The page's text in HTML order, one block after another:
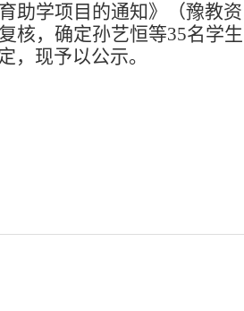
助学项目的通知》（豫教资
核，确定孙艺恒等35名学生
，现予以公示。